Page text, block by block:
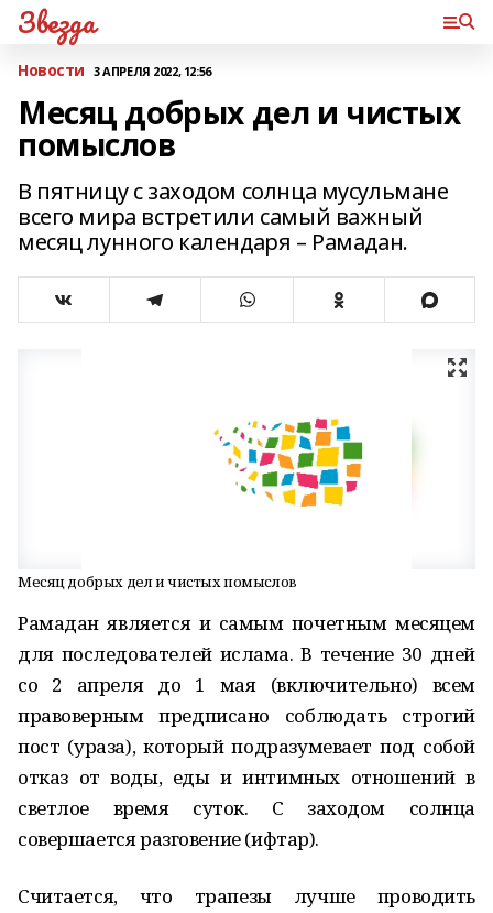
Звезда
Новости 3 АПРЕЛЯ 2022, 12:56
Месяц добрых дел и чистых
помыслов
В пятницу с заходом солнца мусульмане
всего мира встретили самый важный
месяц лунного календаря – Рамадан.
Месяц добрых дел и чистых помыслов
Рамадан является и самым почетным месяцем
для последователей ислама. В течение 30 дней
со 2 апреля до 1 мая (включительно) всем
правоверным предписано соблюдать строгий
пост (ураза), который подразумевает под собой
отказ от воды, еды и интимных отношений в
светлое время суток. С заходом солнца
совершается разговение (ифтар).
Считается, что трапезы лучше проводить